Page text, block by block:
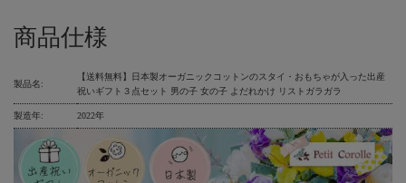
商品仕様
製品名:
【送料無料】日本製オーガニックコットンのスタイ・おもちゃが入った出産
祝いギフト３点セット 男の子 女の子 よだれかけ リストガラガラ
製造年: 2022年